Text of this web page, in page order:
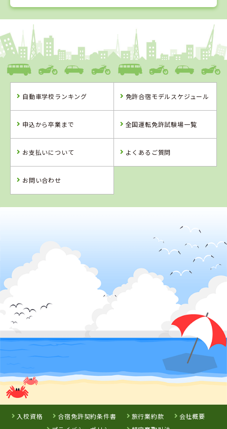
1
徳島県
阿波自動車学校
詳 細 予 約
詳 細 予 約
3位
倉吉自動車学校
予 約
自動車学校ランキング 免許合宿モデルスケジュール
申込から卒業まで 全国運転免許試験場一覧
お支払いについて よくあるご質問
お問い合わせ
入校資格 合宿免許契約条件書 旅行業約款
会社概要